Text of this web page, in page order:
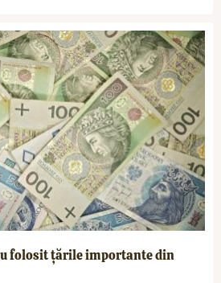
folosit țările importante din